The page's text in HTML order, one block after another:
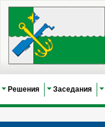
Решения Заседания